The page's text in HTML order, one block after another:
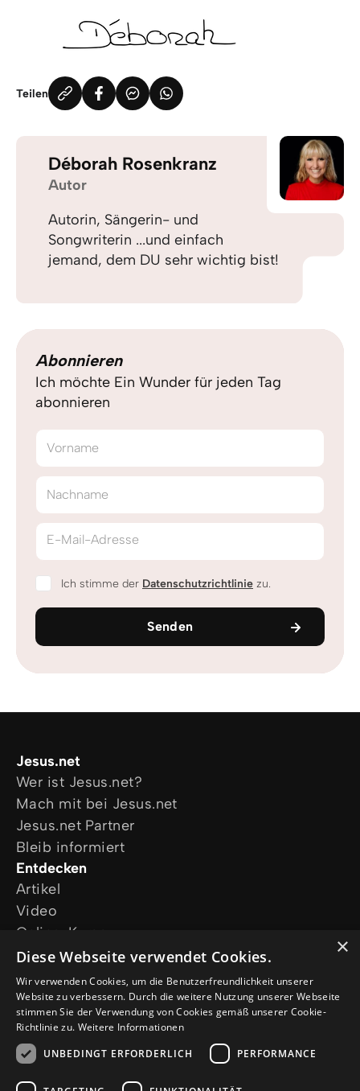
Teilen
Déborah Rosenkranz
Autor
Autorin, Sängerin- und
Songwriterin ...und einfach
jemand, dem DU sehr wichtig bist!
Abonnieren
Ich möchte Ein Wunder für jeden Tag
abonnieren
Vorname
Nachname
E-Mail-Adresse
Ich stimme der Datenschutzrichtlinie zu.
Senden
Jesus.net
Wer ist Jesus.net?
Mach mit bei Jesus.net
Jesus.net Partner
Bleib informiert
Entdecken
Artikel
Video
Online-Kurse
Unsere Projekte
Ich wünsche mir Gebet
Ich habe eine Frage
Folge uns
×
Diese Webseite verwendet Cookies.
Wir verwenden Cookies, um die Benutzerfreundlichkeit unserer
Website zu verbessern. Durch die weitere Nutzung unserer Webseite
stimmen Sie der Verwendung von Cookies gemäß unserer Cookie-
Richtlinie zu. Weitere Informationen
UNBEDINGT ERFORDERLICH
PERFORMANCE